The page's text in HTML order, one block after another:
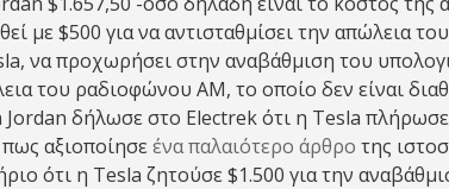
με $500 για να αντισταθμίσει την απώλεια
να προχωρήσει στην αναβάθμιση του
του ραδιοφώνου AM, το οποίο δεν είναι
δήλωσε στο Electrek ότι η Tesla
αξιοποίησεένα παλαιότερο άρθρο της
ότι η Tesla ζητούσε $1.500 για την